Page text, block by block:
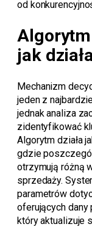
od
jak
Mechanizm
jeden z
jednak analiza
zidentyfikować
Algorytm działa
gdzie
otrzymują różną
sprzedaży.
parametrów
oferujących dany
który aktualizuje